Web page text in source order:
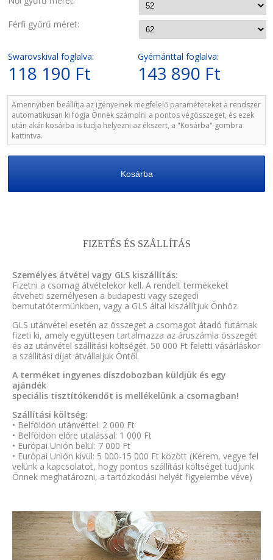
Férfi gyűrű méret:
Swarovskival foglalva:
118 190 Ft
Gyémánttal foglalva:
143 890 Ft
Amennyiben beállítja az igényeinek megfelelő paramétereket a rendszer
automatikusan ki fogja Önnek számolni a pontos végösszeget, és ezek
után akár kosárba is tudja helyezni az ékszert, a "Kosárba" gombra
kattintva.
Kosárba
FIZETÉS ÉS SZÁLLÍTÁS
Személyes átvétel vagy GLS kiszállítás:
Fizetni a csomag átvételekor kell. A rendelt termékeket
átveheti személyesen a budapesti vagy szegedi
bemutatótermünkben, vagy a GLS által kiszállítjuk Önhöz.
GLS utánvétel esetén az összeget a csomagot átadó futárnak
fizeti ki, amely együttesen tartalmazza az áruszámla összegét
és az utánvétel szállítási költségét. 50 000 Ft feletti vásárláskor
a szállítási díjat átvállaljuk Öntől.
A terméket ingyenes díszdobozban küldjük és egy
ajándék
speciális tisztítókendőt is mellékelünk a csomagban!
Szállítási költség:
• Belföldön utánvéttel: 2 000 Ft
• Belföldön előre utalással: 1 000 Ft
• Európai Unión belül: 7 000 Ft
• Európai Unión kívül: 5 000-15 000 Ft között (Kérem, vegye fel
velünk a kapcsolatot, hogy pontos szállítási költséget tudjunk
Önnek meghatározni, a tartózkodási helyét figyelembe véve)